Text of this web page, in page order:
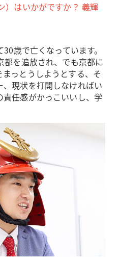
）はいかがですか？ 義輝
歳で亡くなっています。
都を追放され、でも京都に
っとうしようとする、そ
現状を打開しなければい
任感がかっこいいし、学